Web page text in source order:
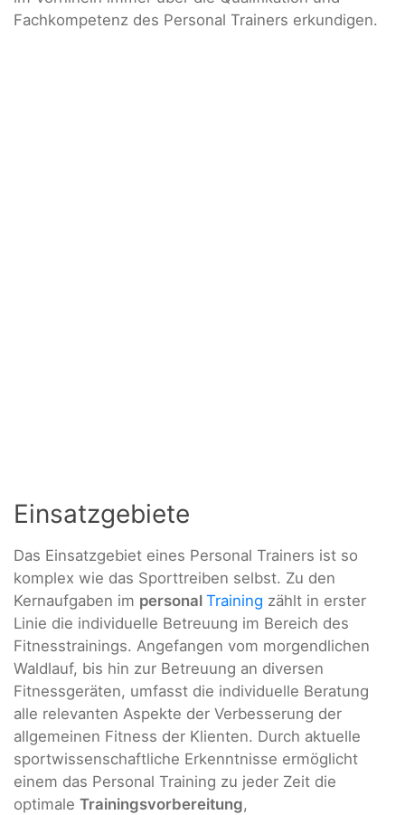
Fachkompetenz des Personal Trainers erkundigen.
Einsatzgebiete
Das Einsatzgebiet eines Personal Trainers ist so
komplex wie das Sporttreiben selbst. Zu den
Kernaufgaben im personal Training zählt in erster
Linie die individuelle Betreuung im Bereich des
Fitnesstrainings. Angefangen vom morgendlichen
Waldlauf, bis hin zur Betreuung an diversen
Fitnessgeräten, umfasst die individuelle Beratung
alle relevanten Aspekte der Verbesserung der
allgemeinen Fitness der Klienten. Durch aktuelle
sportwissenschaftliche Erkenntnisse ermöglicht
einem das Personal Training zu jeder Zeit die
optimale Trainingsvorbereitung,